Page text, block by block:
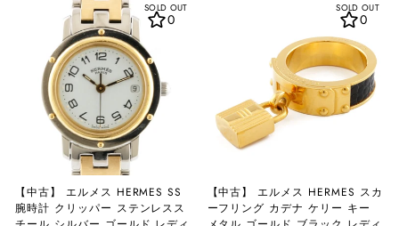
SOLD OUT
【中古】 エルメス HERMES SS
腕時計 クリッパー ステンレスス
0
SOLD OUT
【中古】 エルメス HERMES スカ
ーフリング カデナ ケリー キー
0